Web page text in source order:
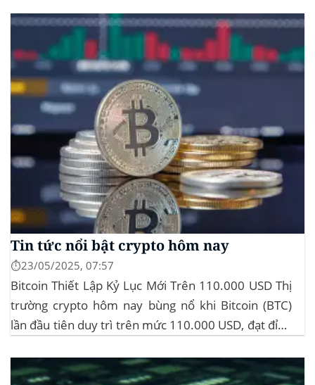
mẽ cho cả hai đồng tiền số, với mức tăng hơn...
Tin tức nổi bật crypto hôm nay
⏱️23/05/2025, 07:57
Bitcoin Thiết Lập Kỷ Lục Mới Trên 110.000 USD Thị
trường crypto hôm nay bùng nổ khi Bitcoin (BTC)
lần đầu tiên duy trì trên mức 110.000 USD, đạt đỉnh
mức giá cao nhất từ trước đến nay của...